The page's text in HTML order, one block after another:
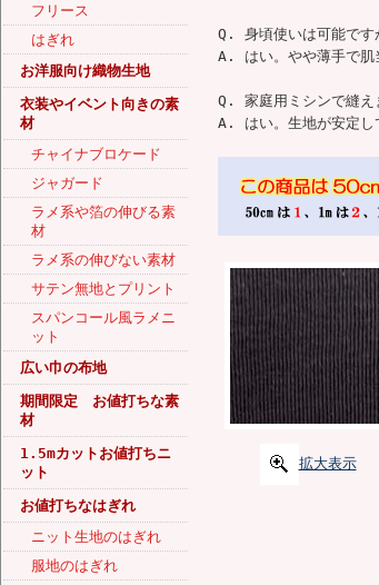
フリース
はぎれ
お洋服向け織物生地
衣装やイベント向きの素
材
チャイナブロケード
ジャガード
ラメ系や箔の伸びる素
材
ラメ系の伸びない素材
サテン無地とプリント
スパンコール風ラメニ
ット
広い巾の布地
期間限定 お値打ちな素
材
1.5mカットお値打ちニ
ット
お値打ちなはぎれ
ニット生地のはぎれ
服地のはぎれ
Q. 身頃使いは可能です
A. はい。やや薄手で肌
Q. 家庭用ミシンで縫え
A. はい。生地が安定し
拡大表示